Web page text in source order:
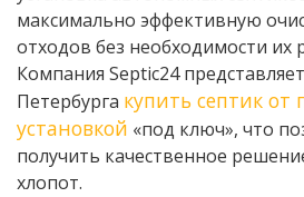
максимально эффективную
отходов без необходимости их
Компания Septic24
Петербурга купить септик от
установкой «под ключ», что
получить качественное
хлопот.